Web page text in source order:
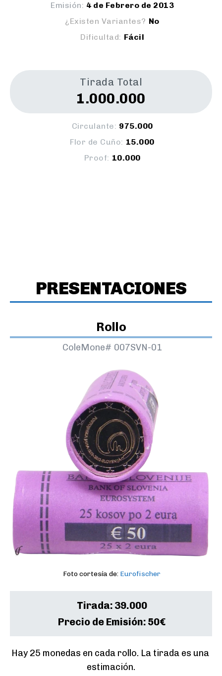
Emisión: 4 de Febrero de 2013
¿Existen Variantes? No
Dificultad: Fácil
Tirada Total
1.000.000
Circulante: 975.000
Flor de Cuño: 15.000
Proof: 10.000
PRESENTACIONES
Rollo
ColeMone# 007SVN-01
Foto cortesía de: Eurofischer
Tirada: 39.000
Precio de Emisión: 50€
Hay 25 monedas en cada rollo. La tirada es una
estimación.